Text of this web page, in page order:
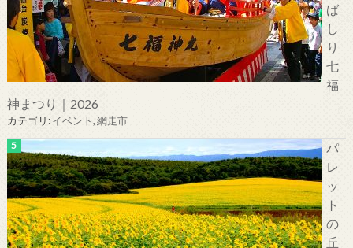
ば
し
り
七
福
神まつり｜2026
カテゴリ:イベント,網走市
パ
レ
ッ
ト
の
丘